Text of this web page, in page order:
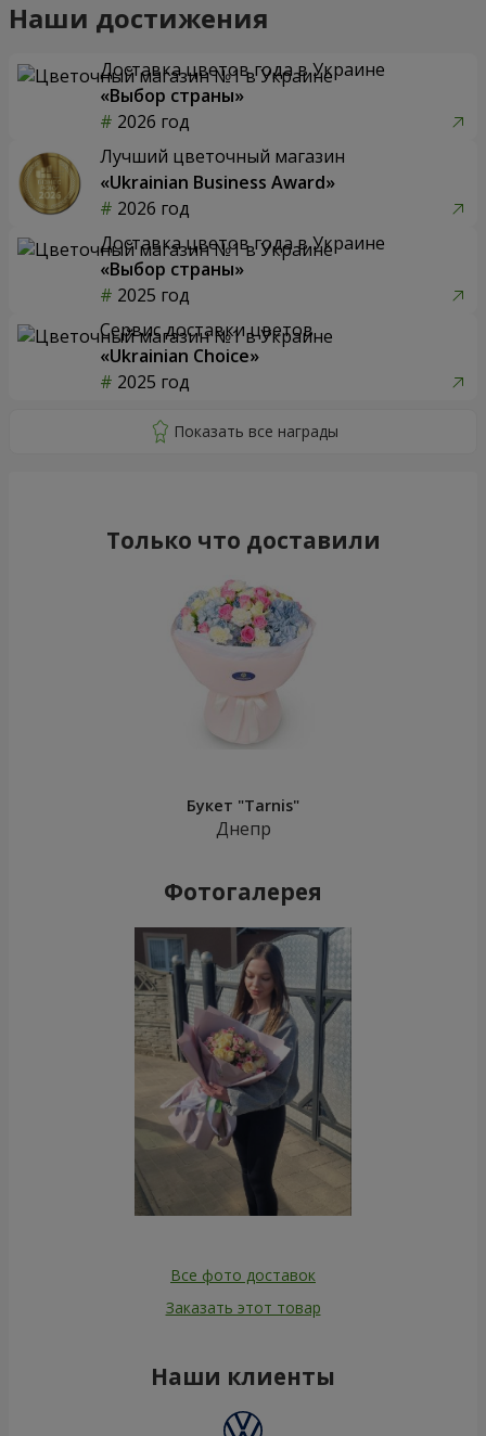
Наши достижения
Доставка цветов года в Украине
«Выбор страны»
2026 год
Лучший цветочный магазин
«Ukrainian Business Award»
2026 год
Доставка цветов года в Украине
«Выбор страны»
2025 год
Сервис доставки цветов
«Ukrainian Choice»
2025 год
Только что доставили
Букет "Tarnis"
Днепр
Фотогалерея
Все фото доставок
Заказать этот товар
Наши клиенты